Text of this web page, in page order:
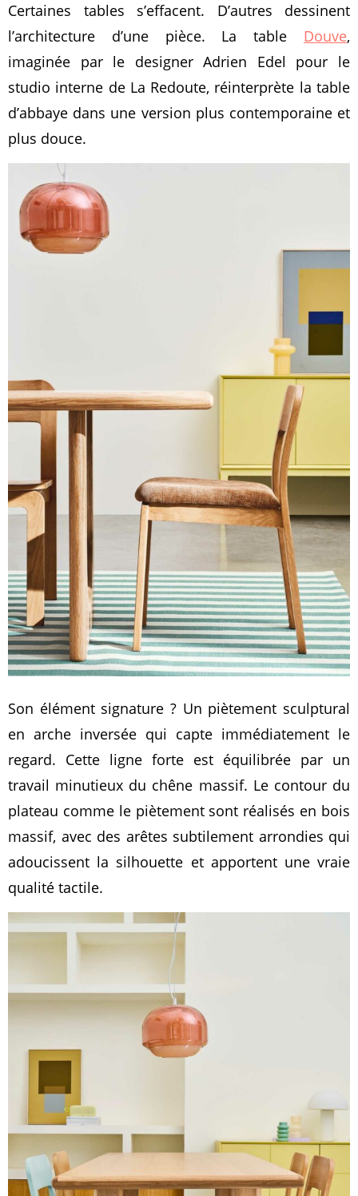
Certaines tables s’effacent. D’autres dessinent
l’architecture d’une pièce. La table Douve,
imaginée par le designer Adrien Edel pour le
studio interne de La Redoute, réinterprète la table
d’abbaye dans une version plus contemporaine et
plus douce.
Son élément signature ? Un piètement sculptural
en arche inversée qui capte immédiatement le
regard. Cette ligne forte est équilibrée par un
travail minutieux du chêne massif. Le contour du
plateau comme le piètement sont réalisés en bois
massif, avec des arêtes subtilement arrondies qui
adoucissent la silhouette et apportent une vraie
qualité tactile.